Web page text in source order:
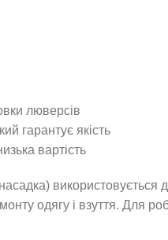
люверсів
гарантує якість
вартість
використовується для
одягу і взуття. Для